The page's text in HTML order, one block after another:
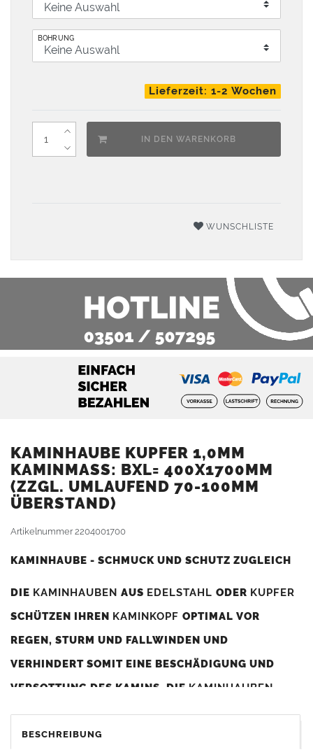
BOHRUNG
Lieferzeit: 1-2 Wochen
IN DEN WARENKORB
WUNSCHLISTE
KAMINHAUBE KUPFER 1,0MM
KAMINMASS: BXL= 400X1700MM (
ZZGL. UMLAUFEND 70-100MM Ü
BERSTAND)
Artikelnummer2204001700
KAMINHAUBE - SCHMUCK UND SCHUTZ ZUGLEICH
DIE KAMINHAUBEN AUS EDELSTAHL ODER KUPFER
SCHÜTZEN IHREN KAMINKOPF OPTIMAL VOR
REGEN, STURM UND FALLWINDEN UND
VERHINDERT SOMIT EINE BESCHÄDIGUNG UND
VERSOTTUNG DES KAMINS. DIE KAMINHAUBEN
DIENEN GLEICHZEITIG ALS GESTALTERISCHES
BESCHREIBUNG